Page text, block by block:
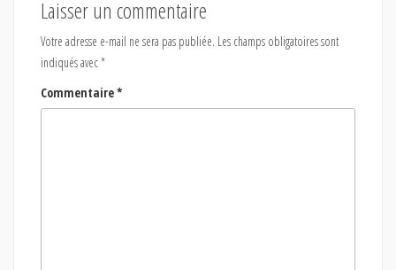
Laisser un commentaire
Votre adresse e-mail ne sera pas publiée. Les champs obligatoires sont
indiqués avec*
Commentaire*